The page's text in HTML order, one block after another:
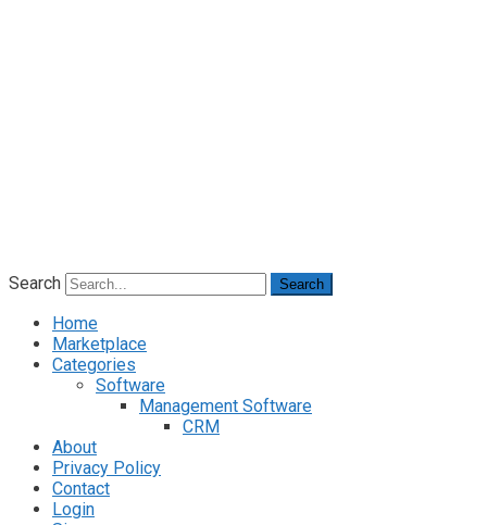
Search Search
Home
Marketplace
Categories
Software
Management Software
CRM
About
Privacy Policy
Contact
Login